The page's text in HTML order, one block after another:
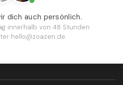
dich auch persönlich.
innerhalb von 48 Stunden
hello@zoazen.de